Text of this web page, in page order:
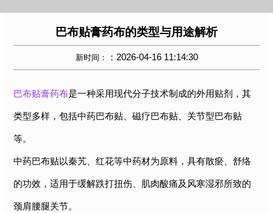
巴布贴膏药布的类型与用途解析
新时间： ：2026-04-16 11:14:30
巴布贴膏药布是一种采用现代分子技术制成的外用贴剂，其
类型多样，包括中药巴布贴、磁疗巴布贴、关节型巴布贴
等。
中药巴布贴以秦艽、红花等中药材为原料，具有散瘀、舒络
的功效，适用于缓解跌打扭伤、肌肉酸痛及风寒湿邪所致的
颈肩腰腿关节。